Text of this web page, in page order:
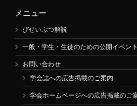
メニュー
びせいぶつ解説
一般・学生・生徒のための公開イベント
お問い合わせ
学会誌への広告掲載のご案内
学会ホームページへの広告掲載のご